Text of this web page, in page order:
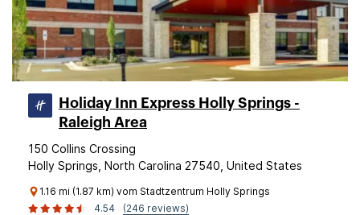
Holiday Inn Express Holly Springs -
Raleigh Area
150 Collins Crossing
Holly Springs, North Carolina 27540, United States
1.16 mi (1.87 km) vom Stadtzentrum Holly Springs
4.54
(246 reviews)